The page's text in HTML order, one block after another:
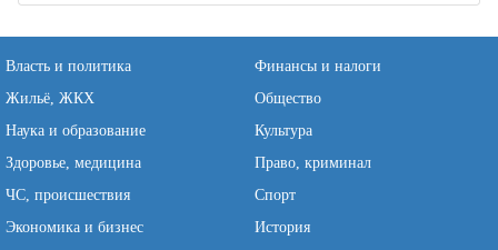
Власть и политика
Финансы и налоги
Жильё, ЖКХ
Общество
Наука и образование
Культура
Здоровье, медицина
Право, криминал
ЧС, происшествия
Спорт
Экономика и бизнес
История